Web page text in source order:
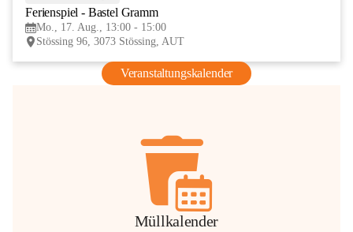
Ferienspiel - Bastel Gramm
Mo., 17. Aug., 13:00 - 15:00
Stössing 96, 3073 Stössing, AUT
Veranstaltungskalender
Müllkalender